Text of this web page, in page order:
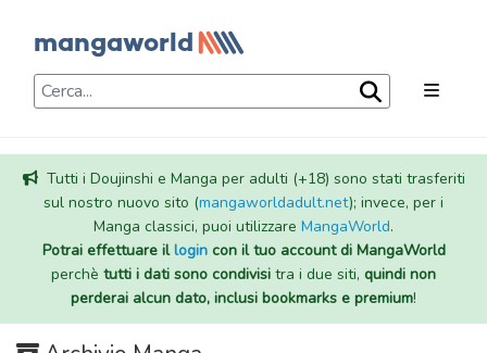
Tutti i Doujinshi e Manga per adulti (+18) sono stati trasferiti
sul nostro nuovo sito (mangaworldadult.net); invece, per i
Manga classici, puoi utilizzare MangaWorld.
Potrai effettuare illogincon il tuo account di MangaWorld
perchè tutti i dati sono condivisi tra i due siti, quindi non
perderai alcun dato, inclusi bookmarks e premium!